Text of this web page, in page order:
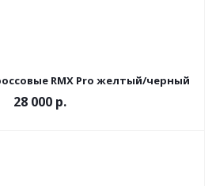
RMX Pro желтый/черный
28 000 р.